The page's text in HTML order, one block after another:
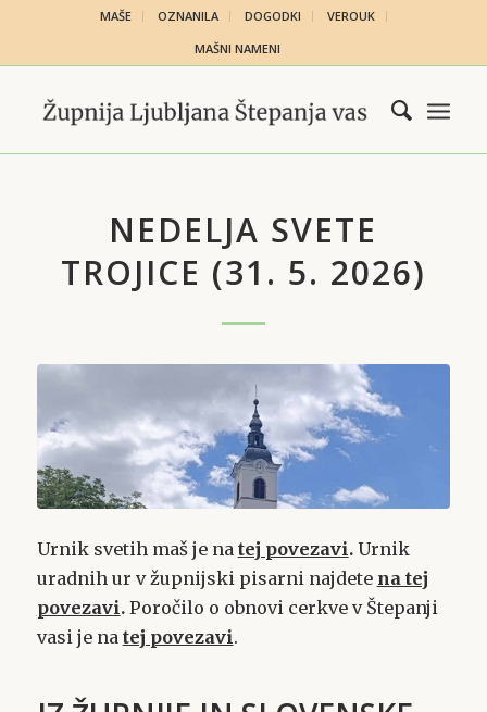
MAŠE OZNANILA DOGODKI
VEROUK
MAŠNI NAMENI
NEDELJA SVETE
TROJICE (31. 5. 2026)
Urnik svetih maš je na tej povezavi.Urnik
uradnih ur v župnijski pisarni najdete na tej
povezavi.Poročilo o obnovi cerkve v Štepanji
vasi je na tej povezavi.